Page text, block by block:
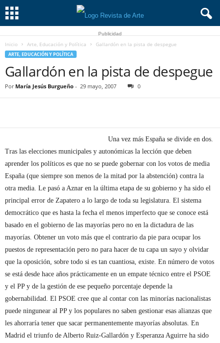
Publicidad
Inicio Arte, Educación y Política Gallardón en la pista de despegue
ARTE, EDUCACIÓN Y POLÍTICA
Gallardón en la pista de despegue
Por María Jesús Burgueño - 29 mayo, 2007 0
Una vez más España se divide en dos.
Tras las elecciones municipales y autonómicas la lección que deben
aprender los políticos es que no se puede gobernar con los votos de media
España (que siempre son menos de la mitad por la abstención) contra la
otra media. Le pasó a Aznar en la última etapa de su gobierno y ha sido el
principal error de Zapatero a lo largo de toda su legislatura. El sistema
democrático que es hasta la fecha el menos imperfecto que se conoce está
basado en el gobierno de las mayorías pero no en la dictadura de las
mayorías. Obtener un voto más que el contrario da pie para ocupar los
puestos de representación pero no para hacer de tu capa un sayo y olvidar
que la oposición, sobre todo si es tan cuantiosa, existe. En número de votos
se está desde hace años prácticamente en un empate técnico entre el PSOE
y el PP y de la gestión de ese pequeño porcentaje depende la
gobernabilidad. El PSOE cree que al contar con las minorías nacionalistas
puede ningunear al PP y los populares no saben gestionar esas alianzas que
les ahorraría tener que sacar permanentemente mayorías absolutas. En
Madrid el triunfo de Alberto Ruiz-Gallardón y Esperanza Aguirre ha sido